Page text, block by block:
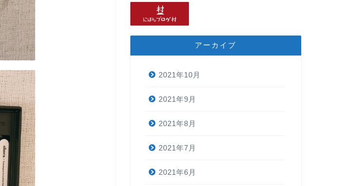
アーカイブ
2021年10月
2021年9月
2021年8月
2021年7月
2021年6月